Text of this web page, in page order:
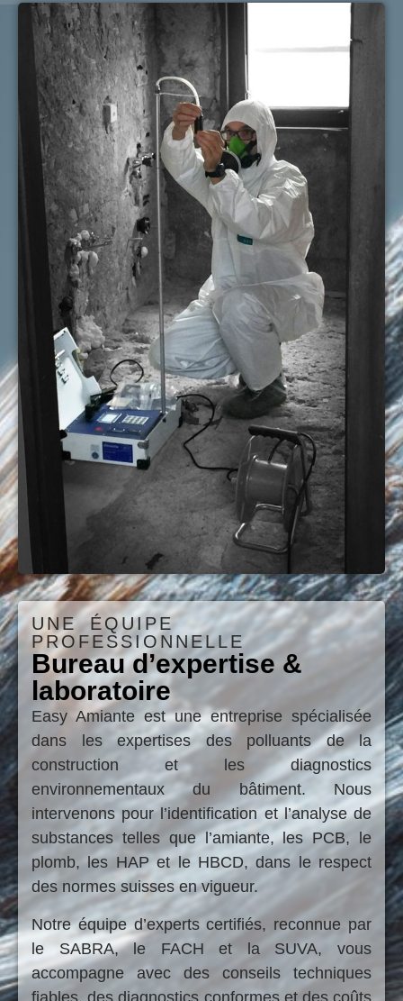
précision
les
polluants
du
bâtiment
tels que
l’amiante,
les PCB,
le
plomb,
les HAP
et le
HBCD.
Nos
interventions
permettent
de
sécuriser
vos
projets
rénovation,
transformation
ou de
démolition,
tout en
garantissant
la
conformité
réglementaire,
la
protection
des
personnes
et le bon
déroulement
de vos
chantiers.
plus
contrôler
chaque
étape
des
travaux
d’assainissement,
de
désamiantage
ou de
traitement
des
polluants
du
bâtiment.
Cette
supervision
garantit
la
sécurité
des
intervenants,
la
maîtrise
des
risques
sanitaires
et le
respect
strict des
exigences
réglementaires
jusqu’à la
réception
finale du
chantier.
plus
d'infos
mesures
permettent
valider
l’absence
de
polluants
résiduels,
d’ assurer
un
sain et
sécurisé
et de
garantir
le
respect
des
normes
suisses
en
vigueur
avant la
reprise
ou la
livraison
chantier.
plus
d'infos
UNE ÉQUIPE
PROFESSIONNELLE
Bureau d’expertise &
laboratoire
Easy Amiante est une entreprise spécialisée
dans les expertises des polluants de la
construction et les diagnostics
environnementaux du bâtiment. Nous
intervenons pour l’identification et l’analyse de
substances telles que l’amiante, les PCB, le
plomb, les HAP et le HBCD, dans le respect
des normes suisses en vigueur.
Notre équipe d’experts certifiés, reconnue par
le SABRA, le FACH et la SUVA, vous
accompagne avec des conseils techniques
fiables, des diagnostics conformes et des coûts